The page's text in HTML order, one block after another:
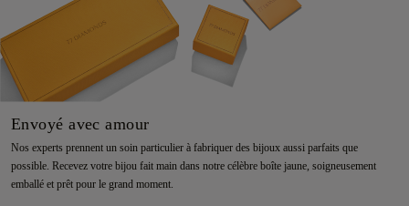
Envoyé avec amour
Nos experts prennent un soin particulier à fabriquer des bijoux aussi parfaits que
possible. Recevez votre bijou fait main dans notre célèbre boîte jaune, soigneusement
emballé et prêt pour le grand moment.